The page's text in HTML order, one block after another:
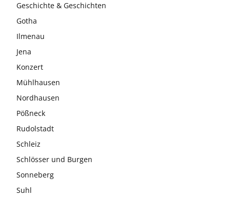
Geschichte & Geschichten
Gotha
Ilmenau
Jena
Konzert
Mühlhausen
Nordhausen
Pößneck
Rudolstadt
Schleiz
Schlösser und Burgen
Sonneberg
Suhl